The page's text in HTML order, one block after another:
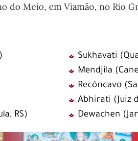
do Meio, em Viamão, no Rio
RS)
Sukhavati
Mendjila
Recôncavo
Abhirati (Juiz
Dewachen